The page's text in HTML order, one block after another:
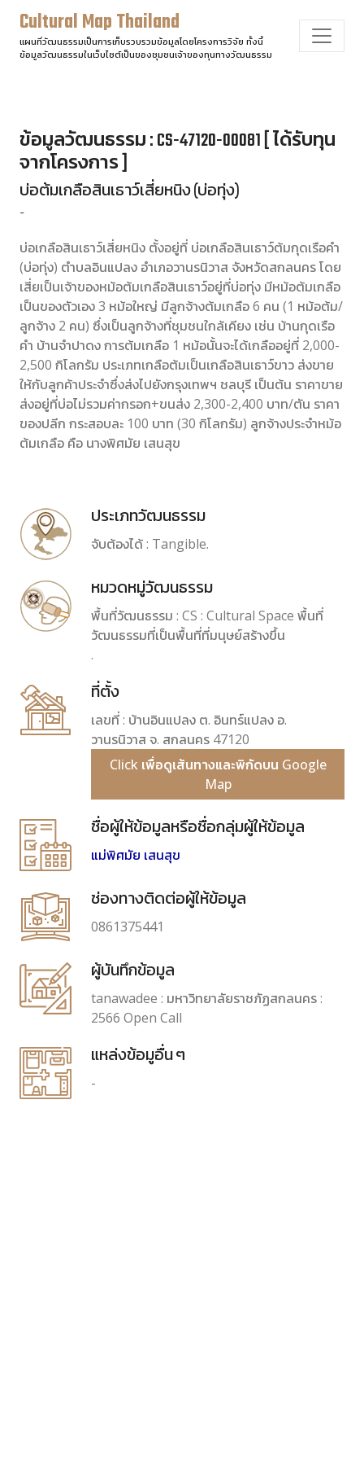
Cultural Map Thailand
แผนที่วัฒนธรรมเป็นการเก็บรวบรวมข้อมูลโดยโครงการวิจัย ทั้งนี้
ข้อมูลวัฒนธรรมในเว็บไซต์เป็นของชุมชนเจ้าของทุนทางวัฒนธรรม
ข้อมูลวัฒนธรรม : CS-47120-00081 [ ได้รับทุน
จากโครงการ ]
บ่อต้มเกลือสินเธาว์เสี่ยหนิง (บ่อทุ่ง)
-
บ่อเกลือสินเธาว์เสี่ยหนิง ตั้งอยู่ที่ บ่อเกลือสินเธาว์ต้มกุดเรือคำ
(บ่อทุ่ง) ตำบลอินแปลง อำเภอวานรนิวาส จังหวัดสกลนคร โดย
เสี่ยเป็นเจ้าของหม้อต้มเกลือสินเธาว์อยู่ที่บ่อทุ่ง มีหม้อต้มเกลือ
เป็นของตัวเอง 3 หม้อใหญ่ มีลูกจ้างต้มเกลือ 6 คน (1 หม้อต้ม/
ลูกจ้าง 2 คน) ซึ่งเป็นลูกจ้างที่ชุมชนใกล้เคียง เช่น บ้านกุดเรือ
คำ บ้านจำปาดง การต้มเกลือ 1 หม้อนั้นจะได้เกลืออยู่ที่ 2,000-
2,500 กิโลกรัม ประเภทเกลือต้มเป็นเกลือสินเธาว์ขาว ส่งขาย
ให้กับลูกค้าประจำซึ่งส่งไปยังกรุงเทพฯ ชลบุรี เป็นต้น ราคาขาย
ส่งอยู่ที่บ่อไม่รวมค่ากรอก+ขนส่ง 2,300-2,400 บาท/ตัน ราคา
ของปลีก กระสอบละ 100 บาท (30 กิโลกรัม) ลูกจ้างประจำหม้อ
ต้มเกลือ คือ นางพิศมัย เสนสุข
ประเภทวัฒนธรรม
จับต้องได้ : Tangible.
หมวดหมู่วัฒนธรรม
พื้นที่วัฒนธรรม : CS : Cultural Space พื้นที่
วัฒนธรรมที่เป็นพื้นที่ที่มนุษย์สร้างขึ้น
.
ที่ตั้ง
เลขที่ : บ้านอินแปลง ต. อินทร์แปลง อ.
วานรนิวาส จ. สกลนคร 47120
Click เพื่อดูเส้นทางและพิกัดบน Google
Map
ชื่อผู้ให้ข้อมูลหรือชื่อกลุ่มผู้ให้ข้อมูล
แม่พิศมัย เสนสุข
ช่องทางติดต่อผู้ให้ข้อมูล
0861375441
ผู้บันทึกข้อมูล
tanawadee : มหาวิทยาลัยราชภัฏสกลนคร :
2566 Open Call
แหล่งข้อมูอื่น ๆ
-